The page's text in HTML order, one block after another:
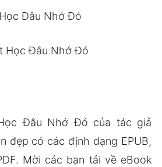
Đâu Nhớ Đó
Học Đâu Nhớ Đó
Đâu Nhớ Đó của tác giả
đẹp có các định dạng EPUB,
Mời các bạn tải về eBook